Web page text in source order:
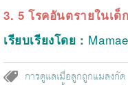
3. 5 โรคอันตรายในเด็
เรียบเรียงโดย :
การดูแลเมื่อลูกถูกแมลงกัด